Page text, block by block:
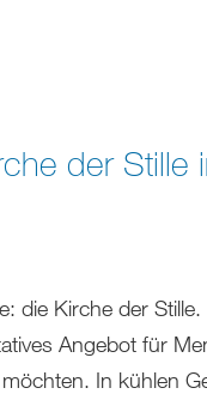
der Stille
die Kirche der
Angebot für
In kühlen